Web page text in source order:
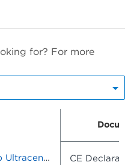
for? For more
Optima Max-XP Tabletop Ultracentrifuge Optima MAX-TL Tabletop Ultracentrifuge CE